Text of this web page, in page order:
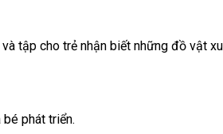
tập cho trẻ nhận biết những đồ vật
phát triển.